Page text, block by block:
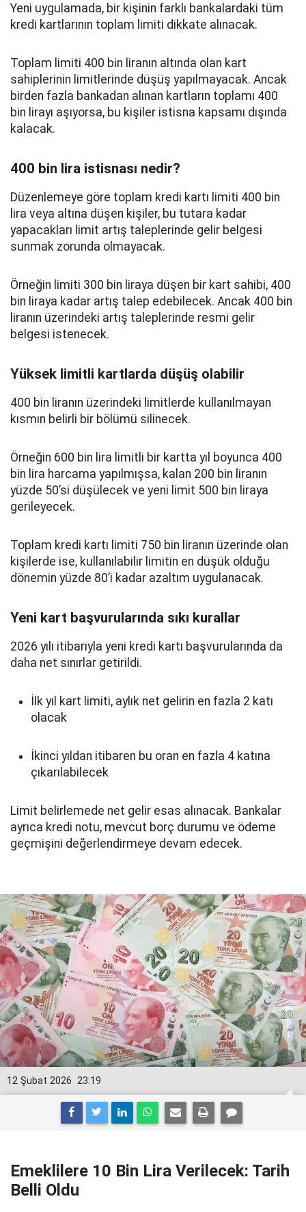
Yeni uygulamada, bir kişinin farklı bankalardaki tüm
kredi kartlarının toplam limiti dikkate alınacak.
Toplam limiti 400 bin liranın altında olan kart
sahiplerinin limitlerinde düşüş yapılmayacak. Ancak
birden fazla bankadan alınan kartların toplamı 400
bin lirayı aşıyorsa, bu kişiler istisna kapsamı dışında
kalacak.
400 bin lira istisnası nedir?
Düzenlemeye göre toplam kredi kartı limiti 400 bin
lira veya altına düşen kişiler, bu tutara kadar
yapacakları limit artış taleplerinde gelir belgesi
sunmak zorunda olmayacak.
Örneğin limiti 300 bin liraya düşen bir kart sahibi, 400
bin liraya kadar artış talep edebilecek. Ancak 400 bin
liranın üzerindeki artış taleplerinde resmi gelir
belgesi istenecek.
Yüksek limitli kartlarda düşüş olabilir
400 bin liranın üzerindeki limitlerde kullanılmayan
kısmın belirli bir bölümü silinecek.
Örneğin 600 bin lira limitli bir kartta yıl boyunca 400
bin lira harcama yapılmışsa, kalan 200 bin liranın
yüzde 50’si düşülecek ve yeni limit 500 bin liraya
gerileyecek.
Toplam kredi kartı limiti 750 bin liranın üzerinde olan
kişilerde ise, kullanılabilir limitin en düşük olduğu
dönemin yüzde 80’i kadar azaltım uygulanacak.
Yeni kart başvurularında sıkı kurallar
2026 yılı itibarıyla yeni kredi kartı başvurularında da
daha net sınırlar getirildi.
İlk yıl kart limiti, aylık net gelirin en fazla 2 katı
olacak
İkinci yıldan itibaren bu oran en fazla 4 katına
çıkarılabilecek
Limit belirlemede net gelir esas alınacak. Bankalar
ayrıca kredi notu, mevcut borç durumu ve ödeme
geçmişini değerlendirmeye devam edecek.
23:19
12 Şubat 2026
Emeklilere 10 Bin Lira Verilecek: Tarih
Belli Oldu